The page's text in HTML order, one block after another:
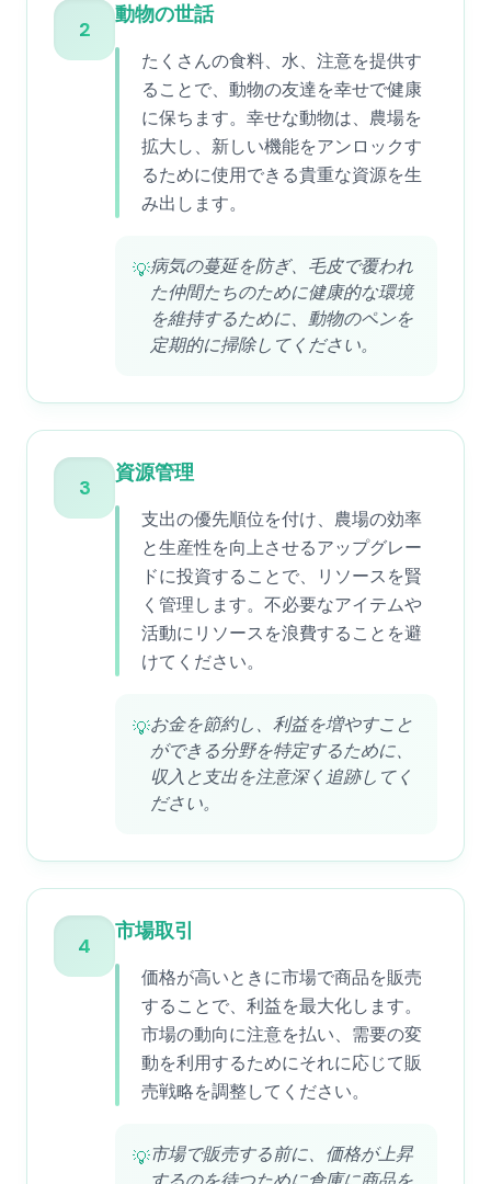
2
動物の世話
たくさんの食料、水、注意を提供す
ることで、動物の友達を幸せで健康
に保ちます。幸せな動物は、農場を
拡大し、新しい機能をアンロックす
るために使用できる貴重な資源を生
み出します。
💡病気の蔓延を防ぎ、毛皮で覆われ
た仲間たちのために健康的な環境
を維持するために、動物のペンを
定期的に掃除してください。
3
資源管理
支出の優先順位を付け、農場の効率
と生産性を向上させるアップグレー
ドに投資することで、リソースを賢
く管理します。不必要なアイテムや
活動にリソースを浪費することを避
けてください。
💡お金を節約し、利益を増やすこと
ができる分野を特定するために、
収入と支出を注意深く追跡してく
ださい。
4
市場取引
価格が高いときに市場で商品を販売
することで、利益を最大化します。
市場の動向に注意を払い、需要の変
動を利用するためにそれに応じて販
売戦略を調整してください。
💡市場で販売する前に、価格が上昇